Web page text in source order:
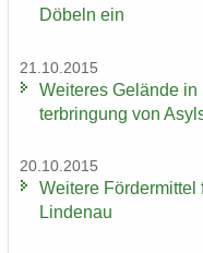
Dö­beln ein
21.10.2015
Wei­te­res Ge­län­de
ter­brin­gung von
20.10.2015
Wei­te­re
Lindenau